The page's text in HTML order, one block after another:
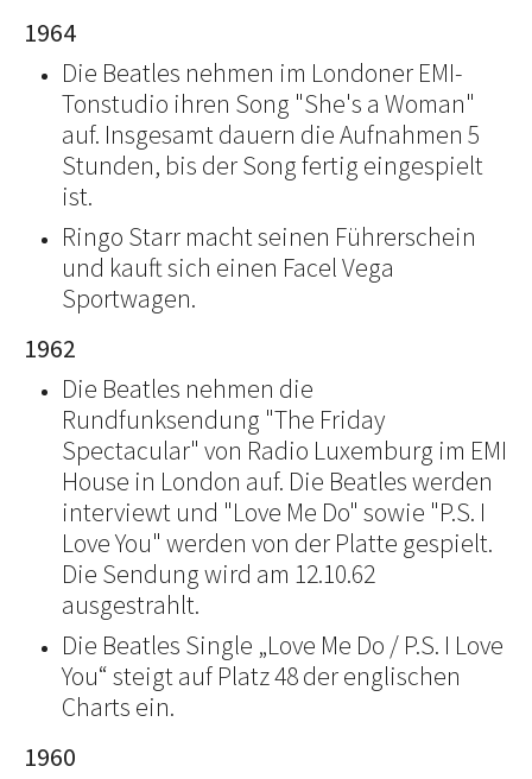
1964
Die Beatles nehmen im Londoner EMI-
Tonstudio ihren Song "She's a Woman"
auf. Insgesamt dauern die Aufnahmen 5
Stunden, bis der Song fertig eingespielt
ist.
Ringo Starr macht seinen Führerschein
und kauft sich einen Facel Vega
Sportwagen.
1962
Die Beatles nehmen die
Rundfunksendung "The Friday
Spectacular" von Radio Luxemburg im EMI
House in London auf. Die Beatles werden
interviewt und "Love Me Do" sowie "P.S. I
Love You" werden von der Platte gespielt.
Die Sendung wird am 12.10.62
ausgestrahlt.
Die Beatles Single „Love Me Do / P.S. I Love
You“ steigt auf Platz 48 der englischen
Charts ein.
1960